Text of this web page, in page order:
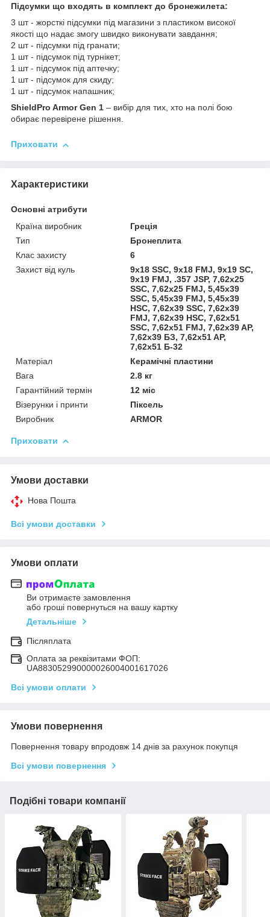
Підсумки що входять в комплект до бронежилета:
3 шт - жорсткі підсумки під магазини з пластиком високої
якості що надає змогу швидко виконувати завдання;
2 шт - підсумки під гранати;
1 шт - підсумок під турнікет;
1 шт - підсумок під аптечку;
1 шт - підсумок для скиду;
1 шт - підсумок напашник;
ShieldPro Armor Gen 1 – вибір для тих, хто на полі бою
обирає перевірене рішення.
Приховати
Характеристики
Основні атрибути
Країна виробник
Греція
Тип
Бронеплита
Клас захисту
6
Захист від куль
9х18 SSC, 9х18 FMJ, 9х19 SC,
9х19 FMJ, .357 JSP, 7,62x25
SSC, 7,62x25 FMJ, 5,45x39
SSC, 5,45x39 FMJ, 5,45x39
НЅС, 7,62x39 SSC, 7,62x39
FMJ, 7,62x39 HSC, 7,62x51
ЅЅС, 7,62x51 FMJ, 7,62x39 AP,
7,62x39 БЗ, 7,62x51 AP,
7,62x51 Б-32
Матеріал
Керамічні пластини
Вага
2.8 кг
Гарантійний термін
12 міс
Візерунки і принти
Піксель
Виробник
ARMOR
Приховати
Умови доставки
Нова Пошта
Всі умови доставки
Умови оплати
Ви отримаєте замовлення
або гроші повернуться на вашу картку
Детальніше
Післяплата
Оплата за реквізитами ФОП:
UA883052990000026004001617026
Всі умови оплати
Умови повернення
Повернення товару впродовж 14 днів за рахунок покупця
Всі умови повернення
Подібні товари компанії